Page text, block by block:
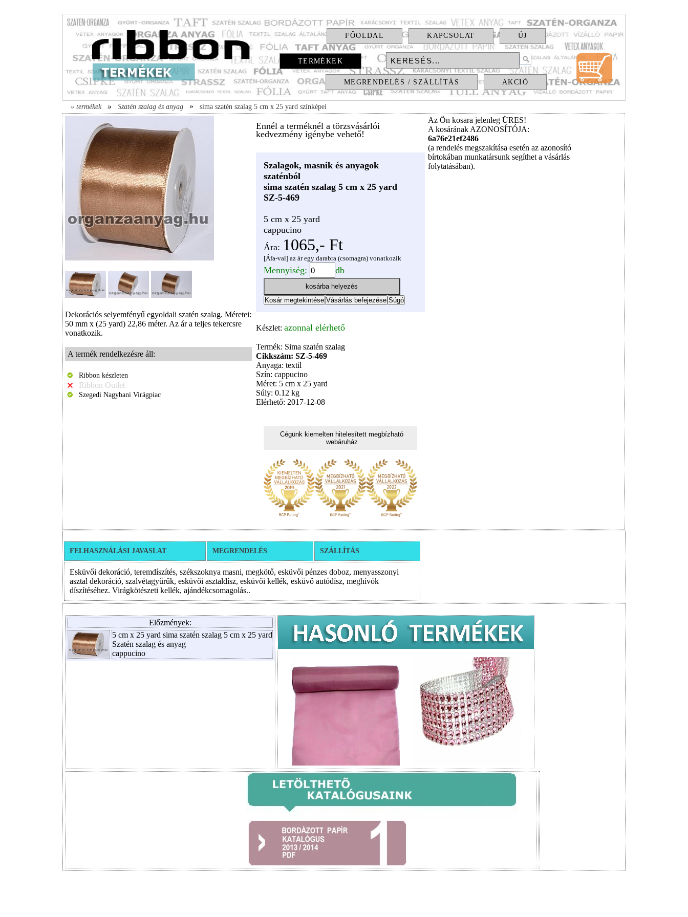
FŐOLDAL KAPCSOLAT ÚJ
TERMÉKEK
MEGRENDELÉS / SZÁLLÍTÁS AKCIÓ
» termékek» Szatén szalag és anyag » sima szatén szalag 5 cm x 25 yard színképei
Dekorációs selyemfényű egyoldali szatén szalag. Méretei:
50 mm x (25 yard) 22,86 méter. Az ár a teljes tekercsre
vonatkozik.
A termék rendelkezésre áll:
Ribbon készleten
Ribbon Outlet
Szegedi Nagybani Virágpiac
Ennél a terméknél a törzsvásárlói
kedvezmény igénybe vehető!
Szalagok, masnik és anyagok
szaténból
sima szatén szalag 5 cm x 25 yard
SZ-5-469
5 cm x 25 yard
cappucino
Ára: 1065,- Ft
[Áfa-val] az ár egy darabra (csomagra) vonatkozik
Mennyiség: db
Készlet: azonnal elérhető
Termék: Sima szatén szalag
Cikkszám: SZ-5-469
Anyaga: textil
Szín: cappucino
Méret: 5 cm x 25 yard
Súly: 0.12 kg
Elérhető: 2017-12-08
Cégünk kiemelten hitelesített megbízható
webáruház
Az Ön kosara jelenleg ÜRES!
A kosárának AZONOSÍTÓJA:
6a76e21ef2486
(a rendelés megszakítása esetén az azonosító
bírtokában munkatársunk segíthet a vásárlás
folytatásában).
FELHASZNÁLÁSI JAVASLAT MEGRENDELÉS SZÁLLÍTÁS
Esküvői dekoráció, teremdíszítés, székszoknya masni, megkötő, esküvői pénzes doboz, menyasszonyi
asztal dekoráció, szalvétagyűrűk, esküvői asztaldísz, esküvői kellék, esküvő autódísz, meghívók
díszítéséhez. Virágkötészeti kellék, ajándékcsomagolás..
Előzmények:
5 cm x 25 yard sima szatén szalag 5 cm x 25 yard
Szatén szalag és anyag
cappucino